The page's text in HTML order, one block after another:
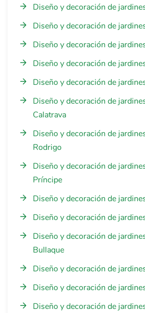
Diseño y decoración de
Diseño y decoración de
Diseño y decoración de
Diseño y decoración de
Diseño y decoración de
Diseño y decoración de
Calatrava
Diseño y decoración de
Rodrigo
Diseño y decoración de
Príncipe
Diseño y decoración de
Diseño y decoración de
Diseño y decoración de
Bullaque
Diseño y decoración de
Diseño y decoración de
Diseño y decoración de